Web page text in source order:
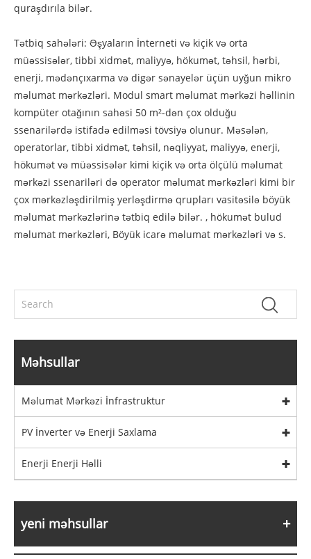
quraşdırıla bilər.
Tətbiq sahələri: Əşyaların İnterneti və kiçik və orta
müəssisələr, tibbi xidmət, maliyyə, hökumət, təhsil, hərbi,
enerji, mədənçıxarma və digər sənayelər üçün uyğun mikro
məlumat mərkəzləri. Modul smart məlumat mərkəzi həllinin
kompüter otağının sahəsi 50 m²-dən çox olduğu
ssenarilərdə istifadə edilməsi tövsiyə olunur. Məsələn,
operatorlar, tibbi xidmət, təhsil, nəqliyyat, maliyyə, enerji,
hökumət və müəssisələr kimi kiçik və orta ölçülü məlumat
mərkəzi ssenariləri də operator məlumat mərkəzləri kimi bir
çox mərkəzləşdirilmiş yerləşdirmə qrupları vasitəsilə böyük
məlumat mərkəzlərinə tətbiq edilə bilər. , hökumət bulud
məlumat mərkəzləri, Böyük icarə məlumat mərkəzləri və s.
Məhsullar
Məlumat Mərkəzi İnfrastruktur
PV İnverter və Enerji Saxlama
Enerji Enerji Həlli
yeni məhsullar